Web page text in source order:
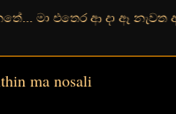
ආ දා ඈ නැවත ආවා... ඒ
ma nosali